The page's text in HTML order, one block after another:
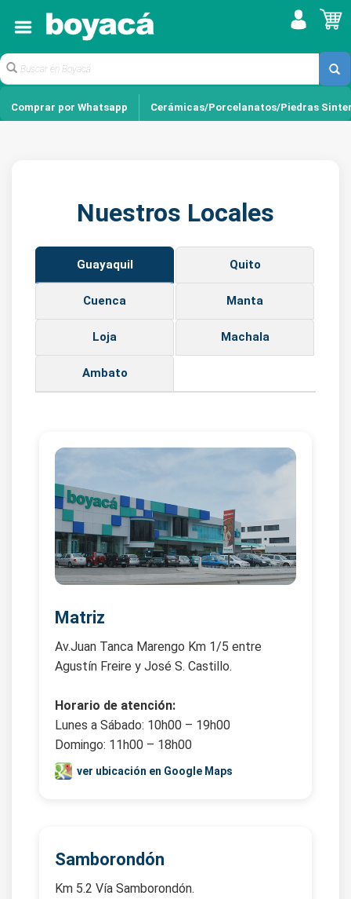
Comprar por Whatsapp Cerámicas/Porcelanatos/Piedras
Nuestros Locales
Guayaquil Quito
Cuenca Manta
Loja Machala
Ambato
Matriz
Av.Juan Tanca Marengo Km 1/5 entre
Agustín Freire y José S. Castillo.
Horario de atención:
Lunes a Sábado: 10h00 – 19h00
Domingo: 11h00 – 18h00
ver ubicación en Google Maps
Samborondón
Km 5.2 Vía Samborondón.